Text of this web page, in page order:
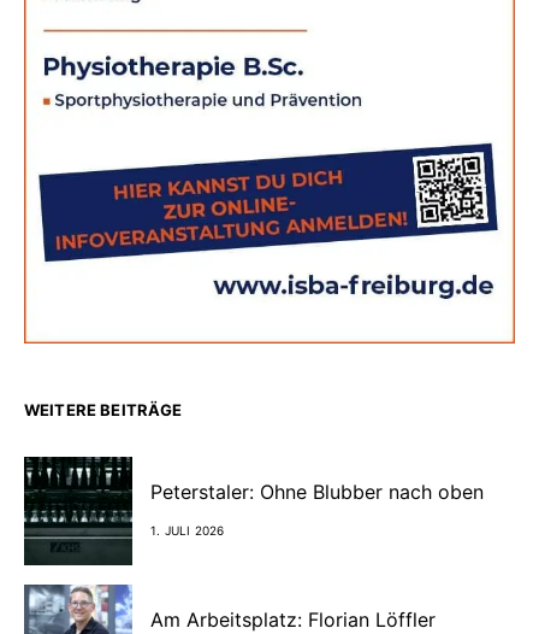
WEITERE BEITRÄGE
Peterstaler: Ohne Blubber nach oben
1. JULI 2026
Am Arbeitsplatz: Florian Löffler